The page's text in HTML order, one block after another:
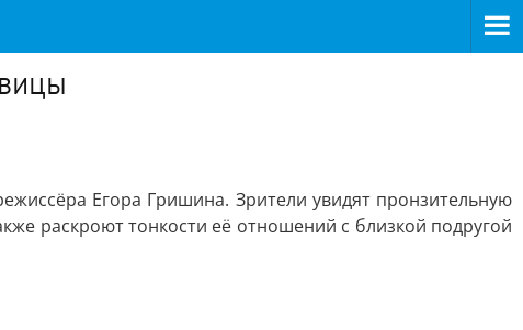
Егора Гришина. Зрители увидят пронзительную
раскроют тонкости её отношений с близкой подругой